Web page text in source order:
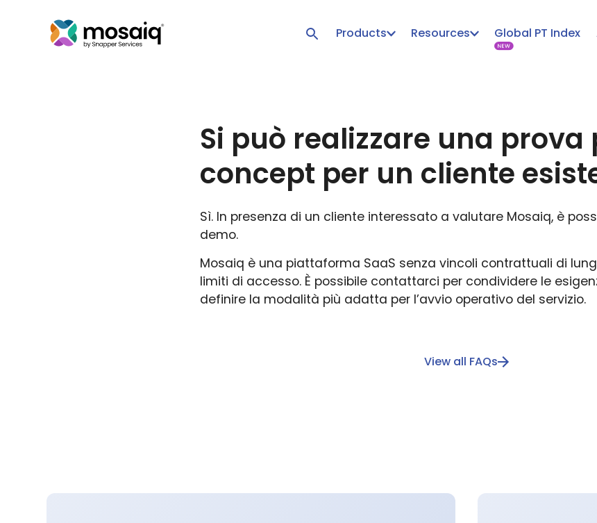
Products Resources Global PT Index
Si può realizzare una
concept per un cliente
Sì. In presenza di un cliente interessato a valutare Mosaiq, è
demo.
Mosaiq è una piattaforma SaaS senza vincoli contrattuali di
limiti di accesso. È possibile contattarci per condividere le
definire la modalità più adatta per l’avvio operativo del servizio.
View all FAQs